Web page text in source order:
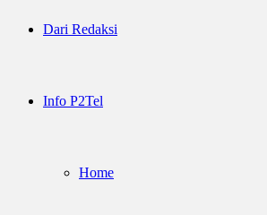
Dari Redaksi
Info P2Tel
Home